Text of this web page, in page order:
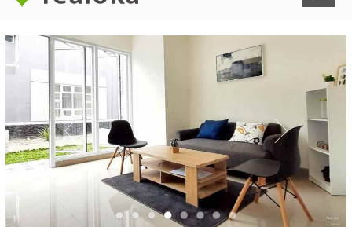
Untuk hasil simulasi
pada kotak-
Simpan